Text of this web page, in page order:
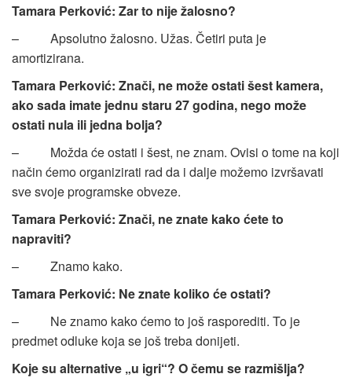
Tamara Perković: Zar to nije žalosno?
– Apsolutno žalosno. Užas. Četiri puta je
amortizirana.
Tamara Perković: Znači, ne može ostati šest kamera,
ako sada imate jednu staru 27 godina, nego može
ostati nula ili jedna bolja?
– Možda će ostati i šest, ne znam. Ovisi o tome na koji
način ćemo organizirati rad da i dalje možemo izvršavati
sve svoje programske obveze.
Tamara Perković: Znači, ne znate kako ćete to
napraviti?
– Znamo kako.
Tamara Perković: Ne znate koliko će ostati?
– Ne znamo kako ćemo to još rasporediti. To je
predmet odluke koja se još treba donijeti.
Koje su alternative „u igri“? O čemu se razmišlja?